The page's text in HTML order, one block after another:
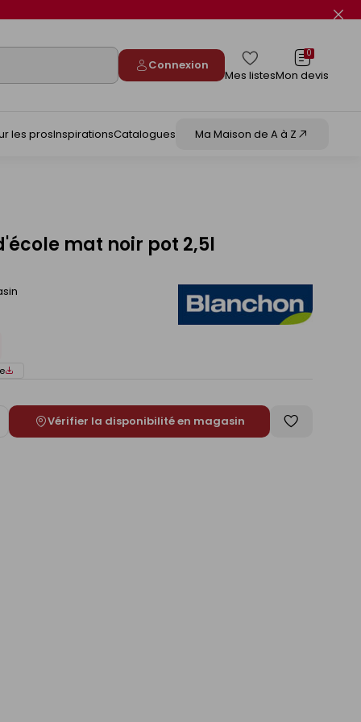
Connexion
Mes listes
0
Mon devis
les prosInspirationsCatalogues Ma Maison de A à Z
mat noir pot 2,5l
Vérifier la disponibilité en magasin
Enregistrer